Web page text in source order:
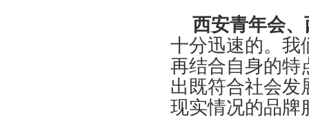
西安青年会、
十分迅速的。我
再结合自身的特
出既符合社会发
现实情况的品牌